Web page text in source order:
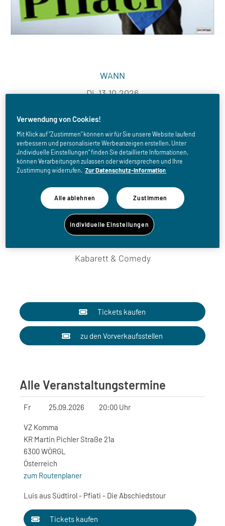
WANN
Di, 13.10.2026
ORT
VZ Komma
KR Martin Pichler Straße 21a
6300 WÖRGL
zum Routenplaner
Kabarett & Comedy
Tickets kaufen
zu den Vorverkaufsstellen
Alle Veranstaltungstermine
Fr 25.09.2026 20:00 Uhr
VZ Komma
KR Martin Pichler Straße 21a
6300 WÖRGL
Österreich
zum Routenplaner
Luis aus Südtirol - Pfiati - Die Abschiedstour
Tickets kaufen
Verwendung von Cookies!
Mit Klick auf "Zustimmen" können wir für Sie unsere Website laufend
verbessern und personalisierte Werbeanzeigen erstellen. Unter
„Individuelle Einstellungen“ finden Sie detaillierte Informationen,
können Verarbeitungen zulassen oder widersprechen und Ihre
Zustimmung widerrufen. Zur Datenschutz-Information
Alle ablehnen Zustimmen
Individuelle Einstellungen